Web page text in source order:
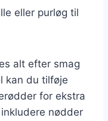
eller purløg til
alt efter smag
kan du tilføje
for ekstra
nødder